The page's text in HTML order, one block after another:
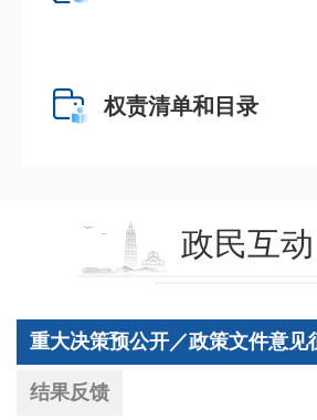
权责清单和目录
政民互动
重大决策预公开／政策文件意见
结果反馈